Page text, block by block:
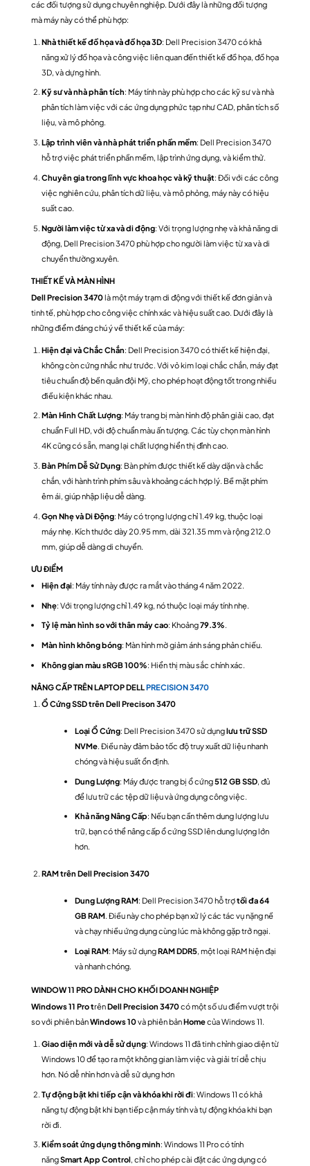
các đối tượng sử dụng chuyên nghiệp. Dưới đây là những đối tượng
mà máy này có thể phù hợp:
Nhà thiết kế đồ họa và đồ họa 3D: Dell Precision 3470 có khả
năng xử lý đồ họa và công việc liên quan đến thiết kế đồ họa, đồ họa
3D, và dựng hình.
Kỹ sư và nhà phân tích: Máy tính này phù hợp cho các kỹ sư và nhà
phân tích làm việc với các ứng dụng phức tạp như CAD, phân tích số
liệu, và mô phỏng.
Lập trình viên và nhà phát triển phần mềm: Dell Precision 3470
hỗ trợ việc phát triển phần mềm, lập trình ứng dụng, và kiểm thử.
Chuyên gia trong lĩnh vực khoa học và kỹ thuật: Đối với các công
việc nghiên cứu, phân tích dữ liệu, và mô phỏng, máy này có hiệu
suất cao.
Người làm việc từ xa và di động: Với trọng lượng nhẹ và khả năng di
động, Dell Precision 3470 phù hợp cho người làm việc từ xa và di
chuyển thường xuyên.
THIẾT KẾ VÀ MÀN HÌNH
Dell Precision 3470là một máy trạm di động với thiết kế đơn giản và
tinh tế, phù hợp cho công việc chính xác và hiệu suất cao. Dưới đây là
những điểm đáng chú ý về thiết kế của máy:
Hiện đại và Chắc Chắn: Dell Precision 3470 có thiết kế hiện đại,
không còn cứng nhắc như trước. Với vỏ kim loại chắc chắn, máy đạt
tiêu chuẩn độ bền quân đội Mỹ, cho phép hoạt động tốt trong nhiều
điều kiện khác nhau.
Màn Hình Chất Lượng: Máy trang bị màn hình độ phân giải cao, đạt
chuẩn Full HD, với độ chuẩn màu ấn tượng. Các tùy chọn màn hình
4K cũng có sẵn, mang lại chất lượng hiển thị đỉnh cao.
Bàn Phím Dễ Sử Dụng: Bàn phím được thiết kế dày dặn và chắc
chắn, với hành trình phím sâu và khoảng cách hợp lý. Bề mặt phím
êm ái, giúp nhập liệu dễ dàng.
Gọn Nhẹ và Di Động: Máy có trọng lượng chỉ 1.49 kg, thuộc loại
máy nhẹ. Kích thước dày 20.95 mm, dài 321.35 mm và rộng 212.0
mm, giúp dễ dàng di chuyển.
ƯU ĐIỂM
Hiện đại: Máy tính này được ra mắt vào tháng 4 năm 2022.
Nhẹ: Với trọng lượng chỉ 1.49 kg, nó thuộc loại máy tính nhẹ.
Tỷ lệ màn hình so với thân máy cao: Khoảng79.3%.
Màn hình không bóng: Màn hình mờ giảm ánh sáng phản chiếu.
Không gian màu sRGB 100%: Hiển thị màu sắc chính xác.
NÂNG CẤP TRÊN LAPTOP DELLPRECISION 3470
Ổ Cứng SSD trên Dell Precison 3470
Loại Ổ Cứng: Dell Precision 3470 sử dụnglưu trữ SSD
NVMe. Điều này đảm bảo tốc độ truy xuất dữ liệu nhanh
chóng và hiệu suất ổn định.
Dung Lượng: Máy được trang bị ổ cứng512 GB SSD, đủ
để lưu trữ các tệp dữ liệu và ứng dụng công việc.
Khả năng Nâng Cấp: Nếu bạn cần thêm dung lượng lưu
trữ, bạn có thể nâng cấp ổ cứng SSD lên dung lượng lớn
hơn.
RAM trên Dell Precision 3470
Dung Lượng RAM: Dell Precision 3470 hỗ trợtối đa 64
GB RAM. Điều này cho phép bạn xử lý các tác vụ nặng nề
và chạy nhiều ứng dụng cùng lúc mà không gặp trở ngại.
Loại RAM: Máy sử dụngRAM DDR5, một loại RAM hiện đại
và nhanh chóng.
WINDOW 11 PRO DÀNH CHO KHỐI DOANH NGHIỆP
Windows 11 Pro trênDell Precision 3470có một số ưu điểm vượt trội
so với phiên bảnWindows 10và phiên bảnHomecủa Windows 11.
Giao diện mới và dễ sử dụng: Windows 11 đã tinh chỉnh giao diện từ
Windows 10 để tạo ra một không gian làm việc và giải trí dễ chịu
hơn. Nó dễ nhìn hơn và dễ sử dụng hơn
Tự động bật khi tiếp cận và khóa khi rời đi: Windows 11 có khả
năng tự động bật khi bạn tiếp cận máy tính và tự động khóa khi bạn
rời đi.
Kiểm soát ứng dụng thông minh: Windows 11 Pro có tính
năngSmart App Control, chỉ cho phép cài đặt các ứng dụng có